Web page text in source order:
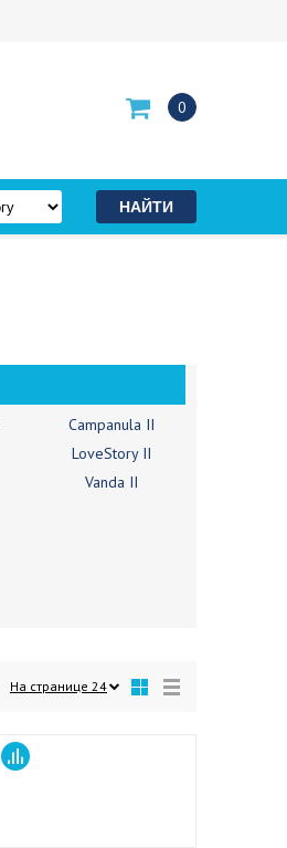
0
Campanula II
LoveStory II
Vanda II
На странице 24